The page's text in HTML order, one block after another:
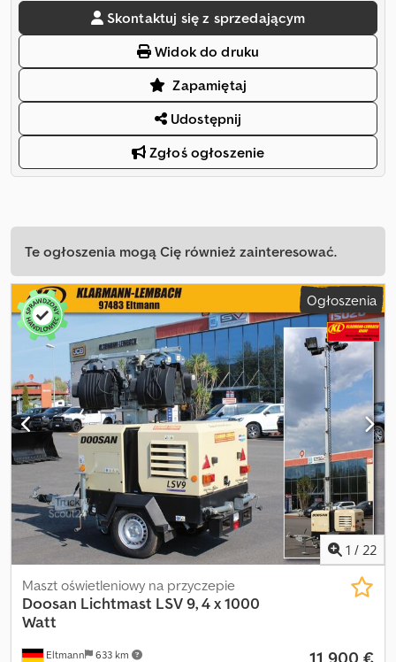
Skontaktuj się z sprzedającym
Widok do druku
Zapamiętaj
Udostępnij
Zgłoś ogłoszenie
Te ogłoszenia mogą Cię również zainteresować.
Ogłoszenia
1 / 22
Eltmann 633 km
Maszt oświetleniowy na przyczepie
Doosan Lichtmast LSV 9, 4 x 1000
Watt
11 900 €